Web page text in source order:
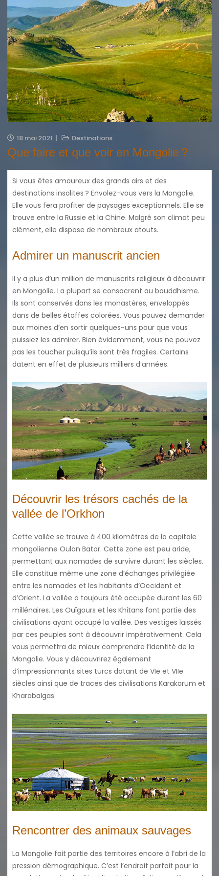
18 mai 2021 Destinations
Que faire et que voir en Mongolie ?
Si vous êtes amoureux des grands airs et des
destinations insolites ? Envolez-vous vers la Mongolie.
Elle vous fera profiter de paysages exceptionnels. Elle se
trouve entre la Russie et la Chine. Malgré son climat peu
clément, elle dispose de nombreux atouts.
Admirer un manuscrit ancien
Il y a plus d’un million de manuscrits religieux à découvrir
en Mongolie. La plupart se consacrent au bouddhisme.
Ils sont conservés dans les monastères, enveloppés
dans de belles étoffes colorées. Vous pouvez demander
aux moines d’en sortir quelques-uns pour que vous
puissiez les admirer. Bien évidemment, vous ne pouvez
pas les toucher puisqu’ils sont très fragiles. Certains
datent en effet de plusieurs milliers d’années.
Découvrir les trésors cachés de la
vallée de l’Orkhon
Cette vallée se trouve à 400 kilomètres de la capitale
mongolienne Oulan Bator. Cette zone est peu aride,
permettant aux nomades de survivre durant les siècles.
Elle constitue même une zone d’échanges privilégiée
entre les nomades et les habitants d’Occident et
d’Orient. La vallée a toujours été occupée durant les 60
millénaires. Les Ouïgours et les Khitans font partie des
civilisations ayant occupé la vallée. Des vestiges laissés
par ces peuples sont à découvrir impérativement. Cela
vous permettra de mieux comprendre l’identité de la
Mongolie. Vous y découvrirez également
d’impressionnants sites turcs datant de VIe et VIIe
siècles ainsi que de traces des civilisations Karakorum et
Kharabalgas.
Rencontrer des animaux sauvages
La Mongolie fait partie des territoires encore à l’abri de la
pression démographique. C’est l’endroit parfait pour la